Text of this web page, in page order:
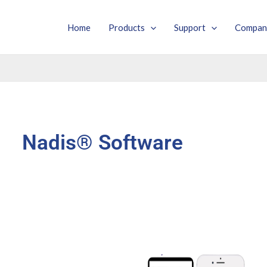
Home Products Support
Nadis® Software